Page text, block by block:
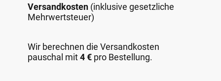
Versandkosten (inklusive gesetzliche
Mehrwertsteuer)
Wir berechnen die Versandkosten
pauschal mit4 € pro Bestellung.